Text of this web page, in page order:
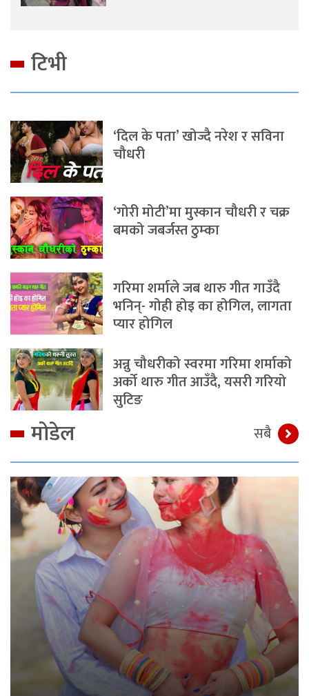
टिभी
‘दिल के पता’ खोज्दै नरेश र सविना
चौधरी
‘गोरी मोटी’मा मुस्कान चौधरी र चक्र
बमको जबर्जस्त ठुम्का
गरिमा शर्माले जब थारु गीत गाउँदै
भनिन्- गोही होइ का होगिल, लागता
प्यार होगिल
अन्नु चौधरीको स्वरमा गरिमा शर्माको
अर्को थारु गीत आउँदै, यसरी गरियो
सुटिङ
मोडेल सबै